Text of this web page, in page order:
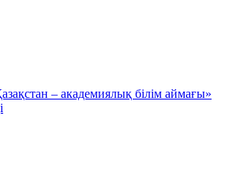
– академиялық білім аймағы»